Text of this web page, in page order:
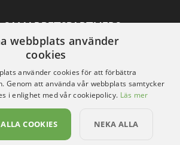
webbplats använder
cookies
använder cookies för att förbättra
Genom att använda vår webbplats samtycker
i enlighet med vår cookiepolicy. Läs mer
COOKIES NEKA ALLA